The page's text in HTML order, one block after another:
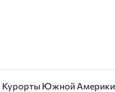
Курорты Южной Америки